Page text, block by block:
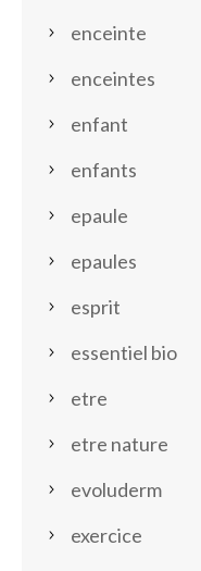
enceinte
enceintes
enfant
enfants
epaule
epaules
esprit
essentiel bio
etre
etre nature
evoluderm
exercice